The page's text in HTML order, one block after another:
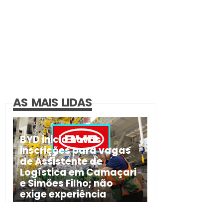
AS MAIS LIDAS
BYD inicia novas
inscrições para vagas
de Assistente de
Logística em Camaçari
e Simões Filho; não
exige experiência